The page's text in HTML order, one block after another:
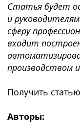
Статья будет
и
сферу
входит
производством
Получить
Авторы: